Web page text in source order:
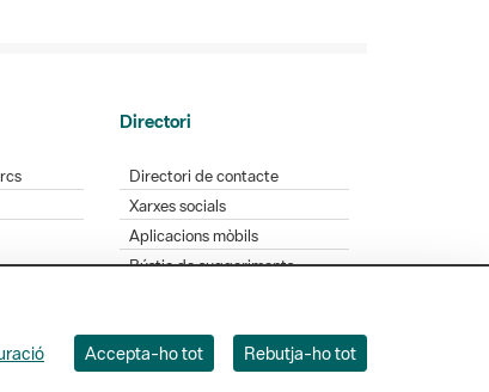
Directori
Directori de contacte
Xarxes socials
Aplicacions mòbils
Bústia de suggeriments
08005 Barcelona. Tel. 934 022 428
Accepta-ho tot Rebutja-ho tot